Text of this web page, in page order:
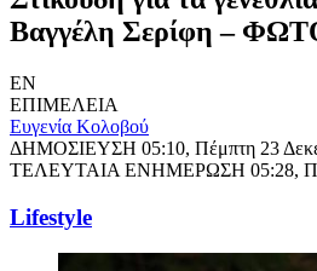
Βαγγέλη Σερίφη –
EN
ΕΠΙΜΕΛΕΙΑ
Ευγενία Κολοβού
ΔΗΜΟΣΙΕΥΣΗ 05:10, Πέμπτη 23
ΤΕΛΕΥΤΑΙΑ ΕΝΗΜΕΡΩΣΗ 05:28,
Lifestyle